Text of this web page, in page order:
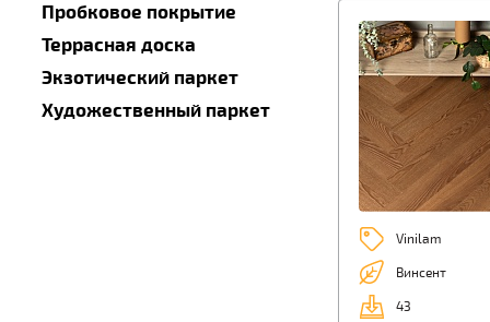
Пробковое покрытие
Террасная доска
Экзотический паркет
Художественный паркет
Vinilam
Винсент
43